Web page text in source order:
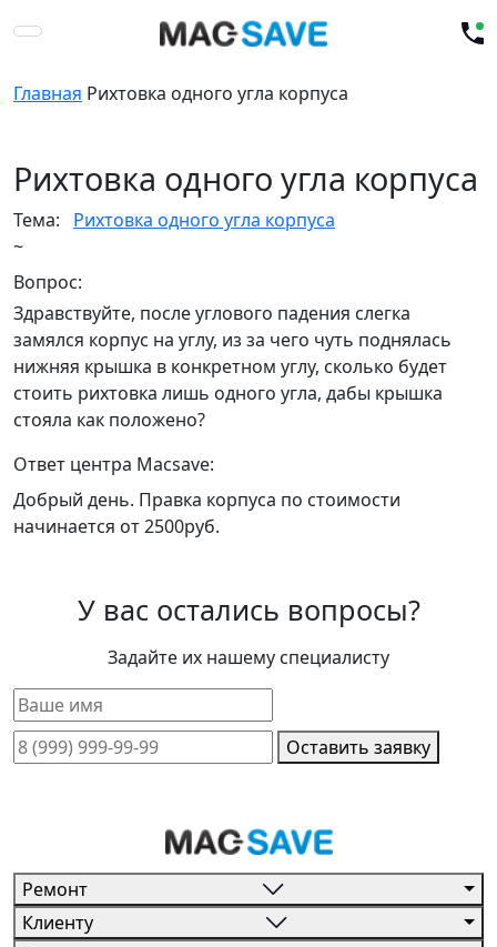
Главная Рихтовка одного угла корпуса
Рихтовка одного угла корпуса
Тема:
Рихтовка одного угла корпуса
~
Вопрос:
Здравствуйте, после углового падения слегка
замялся корпус на углу, из за чего чуть поднялась
нижняя крышка в конкретном углу, сколько будет
стоить рихтовка лишь одного угла, дабы крышка
стояла как положено?
Ответ центра Macsave:
Добрый день. Правка корпуса по стоимости
начинается от 2500руб.
У вас остались вопросы?
Задайте их нашему специалисту
Оставить заявку
Ремонт
Клиенту